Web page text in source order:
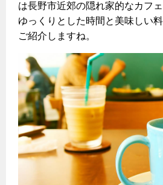
こんなときは
ガスくさいとき・警報器が鳴ったとき
ガスが出ないとき
ガスメーターの復帰方法
ガス器具が故障したとき
地震のとき
ガス給湯器・風呂釜の凍結予防方法
故障診断
ガス・電気併用住宅とオール電化住宅の
ライフステージ別に比較する
20代
30代
40代～50代
オーブン・炊飯器
オーブン
炊飯器
警報器
警報器
テレビCM
スタッフ
リフォームの流れ
補助金について
リフォームのお知らせ
ショールーム
リフォームについてのお問い合わせ
電気料金の計算について
ご請求とお支払い
電気料金のシミュレーション
ご契約・お手続き
お申込み
停電時の対応
料理教室レンタル
情報誌
採用情報
は長野市近郊の隠れ家的なカフ
ゆっくりとした時間と美味しい
ご紹介しますね。